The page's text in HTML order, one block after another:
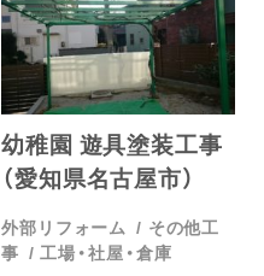
幼稚園 遊具塗装工事
（愛知県名古屋市）
外部リフォーム
その他工
事
工場・社屋・倉庫